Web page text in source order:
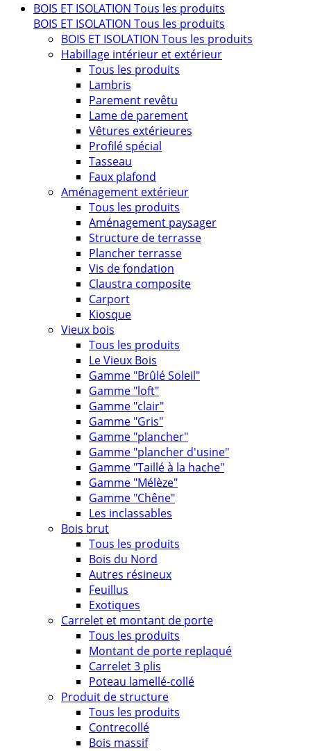
BOIS ET ISOLATION Tous les produits
BOIS ET ISOLATION Tous les produits
BOIS ET ISOLATION Tous les produits
Habillage intérieur et extérieur
Tous les produits
Lambris
Parement revêtu
Lame de parement
Vêtures extérieures
Profilé spécial
Tasseau
Faux plafond
Aménagement extérieur
Tous les produits
Aménagement paysager
Structure de terrasse
Plancher terrasse
Vis de fondation
Claustra composite
Carport
Kiosque
Vieux bois
Tous les produits
Le Vieux Bois
Gamme "Brûlé Soleil"
Gamme "loft"
Gamme "clair"
Gamme "Gris"
Gamme "plancher"
Gamme "plancher d'usine"
Gamme "Taillé à la hache"
Gamme "Mélèze"
Gamme "Chêne"
Les inclassables
Bois brut
Tous les produits
Bois du Nord
Autres résineux
Feuillus
Exotiques
Carrelet et montant de porte
Tous les produits
Montant de porte replaqué
Carrelet 3 plis
Poteau lamellé-collé
Produit de structure
Tous les produits
Contrecollé
Bois massif